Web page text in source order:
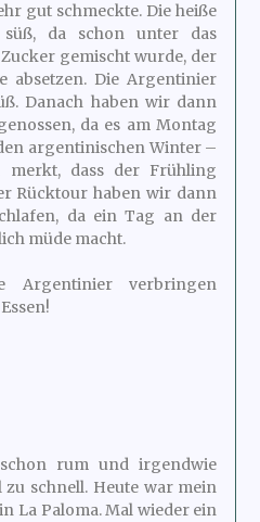
gut schmeckte. Die heiße
da schon unter das
gemischt wurde, der
absetzen. Die Argentinier
Danach haben wir dann
da es am Montag
argentinischen Winter –
merkt, dass der Frühling
Rücktour haben wir dann
da ein Tag an der
müde macht.
Argentinier verbringen
rum und irgendwie
schnell. Heute war mein
in La Paloma. Mal wieder ein